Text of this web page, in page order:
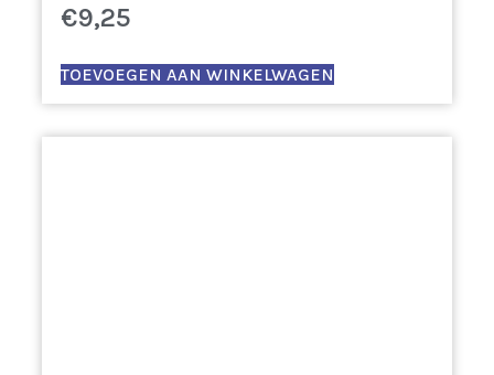
€9,25
TOEVOEGEN AAN WINKELWAGEN